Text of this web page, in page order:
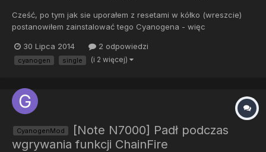
Cześć, po tym jak sie uporałem z resetami w kółko (wreszcie)
postanowiłem zainstalować tego Cyanogena - więc
okazało się, że wgrałem dla wersji Dual - miałem pobrany
"cm_nanhu_ds-ota-1.1.0"...Uruchamia się jaknajbardziej
30 Lipca 2014 2 odpowiedzi
cyanogen single (i 2 więcej)
CyanogenMod
[Note N7000] Padł podczas
wgrywania funkcji ChainFire